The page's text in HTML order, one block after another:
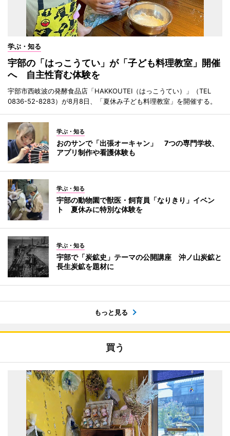
学ぶ・知る
宇部の「はっこうてい」が「子ども料理教室」開催
へ 自主性育む体験を
宇部市西岐波の発酵食品店「HAKKOUTEI（はっこうてい）」（TEL
0836-52-8283）が8月8日、「夏休み子ども料理教室」を開催する。
学ぶ・知る
おのサンで「出張オーキャン」 7つの専門学校、
アプリ制作や看護体験も
学ぶ・知る
宇部の動物園で獣医・飼育員「なりきり」イベン
ト 夏休みに特別な体験を
学ぶ・知る
宇部で「炭鉱史」テーマの公開講座 沖ノ山炭鉱と
長生炭鉱を題材に
もっと見る
買う